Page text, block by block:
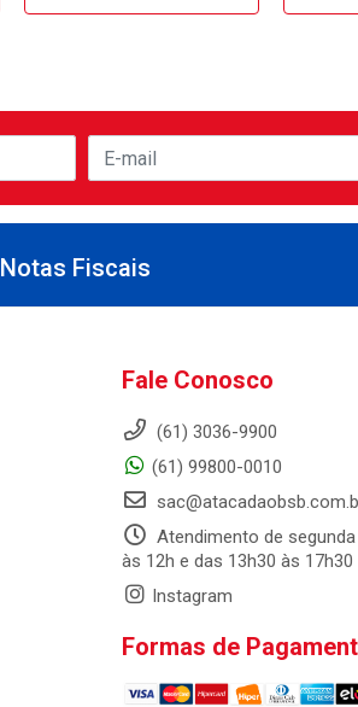
Notas Fiscais
Fale Conosco
(61) 3036-9900
(61) 99800-0010
Atendimento de
às 12h e das 13h30 às 17h30
Instagram
Formas de